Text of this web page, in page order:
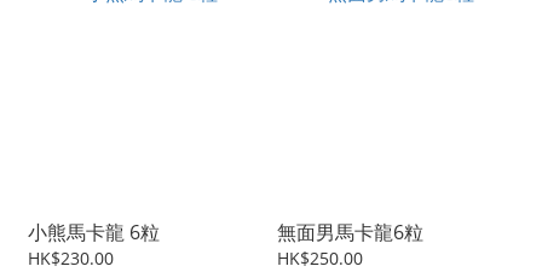
小熊馬卡龍 6粒
HK$230.00
無面男馬卡龍6粒
HK$250.00